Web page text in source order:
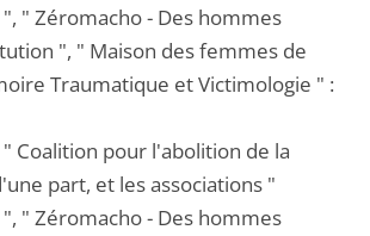
" Zéromacho - Des hommes
", " Maison des femmes de
Traumatique et Victimologie " :
Coalition pour l'abolition de la
part, et les associations "
" Zéromacho - Des hommes